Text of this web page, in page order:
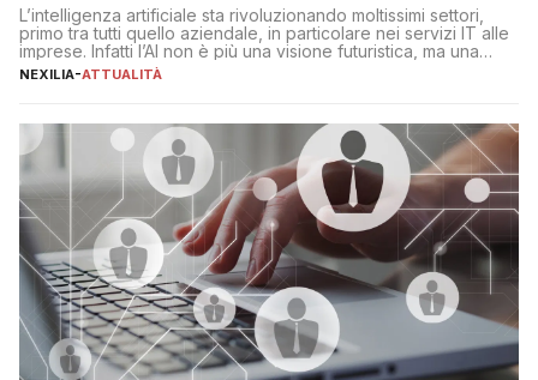
L’intelligenza artificiale sta rivoluzionando moltissimi settori,
primo tra tutti quello aziendale, in particolare nei servizi IT alle
imprese. Infatti l’AI non è più una visione futuristica, ma una
realtà operativa che sta portando a un cambio significativo in
operazioni, bensì comporta […]
NEXILIA-ATTUALITÀ